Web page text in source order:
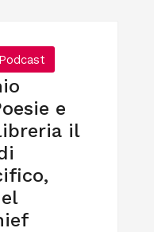
Podcast
e
il